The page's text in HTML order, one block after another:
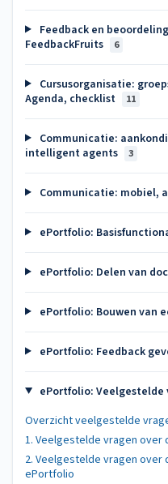
Feedback en
FeedbackFruits
6
Cursusorganisatie:
Agenda, checklist
11
Communicatie:
intelligent agents
3
Communicatie: mobiel,
ePortfolio:
ePortfolio: Delen van
ePortfolio: Bouwen van
ePortfolio: Feedback
ePortfolio: Veelgestelde
Overzicht veelgestelde
1. Veelgestelde vragen
2. Veelgestelde vragen over
ePortfolio